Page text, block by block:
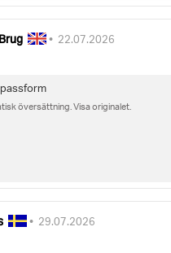
• Recensionsdatum:
22.07.2026
översättning. Visa originalet.
• Recensionsdatum:
29.07.2026